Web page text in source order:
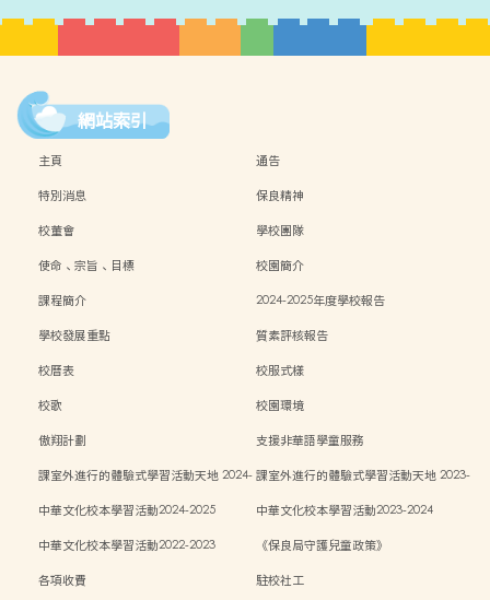
網站索引
主頁
通告
特別消息
保良精神
校董會
學校團隊
使命、宗旨、目標
校園簡介
課程簡介
2024-2025年度學校報告
學校發展重點
質素評核報告
校曆表
校服式樣
校歌
校園環境
傲翔計劃
支援非華語學童服務
課室外進行的體驗式學習活動天地 2024-課室外進行的體驗式學習活動天地 2023-
中華文化校本學習活動2024-2025
中華文化校本學習活動2023-2024
中華文化校本學習活動2022-2023
《保良局守護兒童政策》
各項收費
駐校社工